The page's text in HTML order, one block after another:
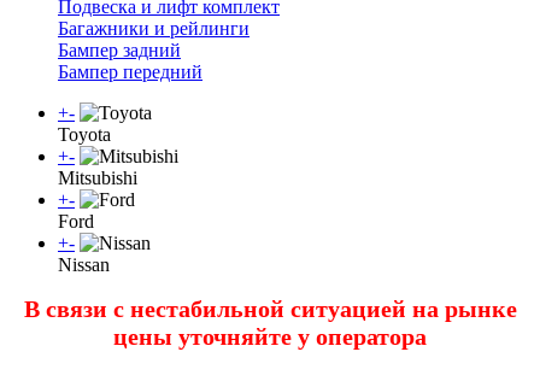
Подвеска и лифт комплект
Багажники и рейлинги
Бампер задний
Бампер передний
+-
Toyota
+-
Mitsubishi
+-
Ford
+-
Nissan
В связи с нестабильной ситуацией на рынке
цены уточняйте у оператора